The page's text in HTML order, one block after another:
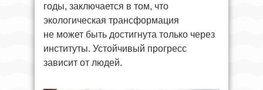
годы, заключается в том, что
экологическая трансформация
не может быть достигнута только через
институты. Устойчивый прогресс
зависит от людей.